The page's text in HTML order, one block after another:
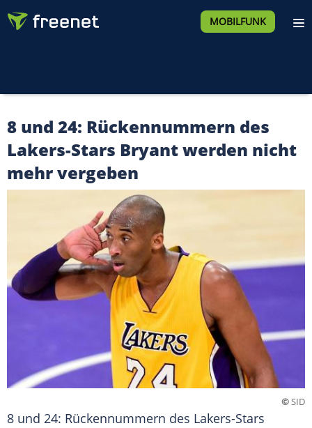
MOBILFUNK
8 und 24: Rückennummern des
Lakers-Stars Bryant werden nicht
mehr vergeben
©SID
8 und 24: Rückennummern des Lakers-Stars